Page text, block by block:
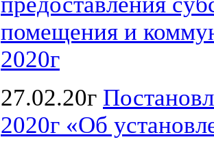
помещения и
2020г
27.02.20г
2020г «Об